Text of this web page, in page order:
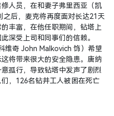
人员，在和妻子弗里西亚（凯
后，麦克将再度面对长达21天
丰富，在他任职期间，钻塔上
此深受上司和同事们的信赖。
维奇 John Malkovich 饰）希望
将带来很大的安全隐患。唐纳
孤行，导致钻塔中发声了剧烈
，126名钻井工人被困在死亡